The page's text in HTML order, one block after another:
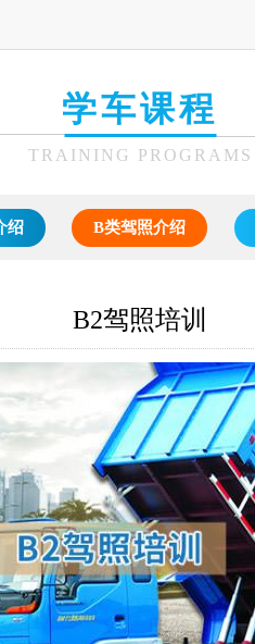
学车课程
TRAINING PROGRAMS
绍 B类驾照介绍
B2驾照培训